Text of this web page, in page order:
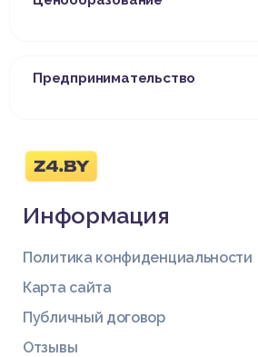
Предпринимательство
Информация
Политика конфиденциальности
Карта сайта
Публичный договор
Отзывы